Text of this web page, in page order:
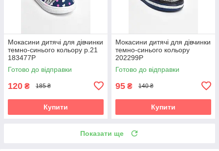
Мокасини дитячі для дівчинки
темно-синього кольору р.21
183477P
Готово до відправки
120 ₴ 185 ₴
Купити
Мокасини дитячі для дівчинки
темно-синього кольору
202299P
Готово до відправки
95 ₴ 140 ₴
Купити
Показати ще